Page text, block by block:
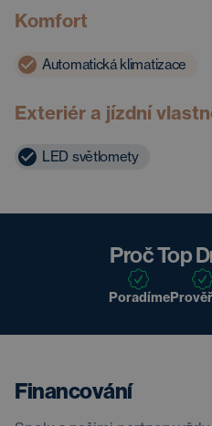
Komfort
Automatická klimatizace
Exteriér a jízdní
LED světlomety
Proč Top
Poradíme
Financování